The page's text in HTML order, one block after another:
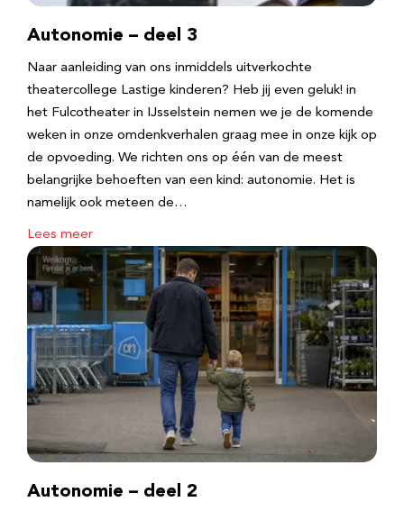
Autonomie – deel 3
Naar aanleiding van ons inmiddels uitverkochte
theatercollege Lastige kinderen? Heb jij even geluk! in
het Fulcotheater in IJsselstein nemen we je de komende
weken in onze omdenkverhalen graag mee in onze kijk op
de opvoeding. We richten ons op één van de meest
belangrijke behoeften van een kind: autonomie. Het is
namelijk ook meteen de…
Lees meer
Autonomie – deel 2